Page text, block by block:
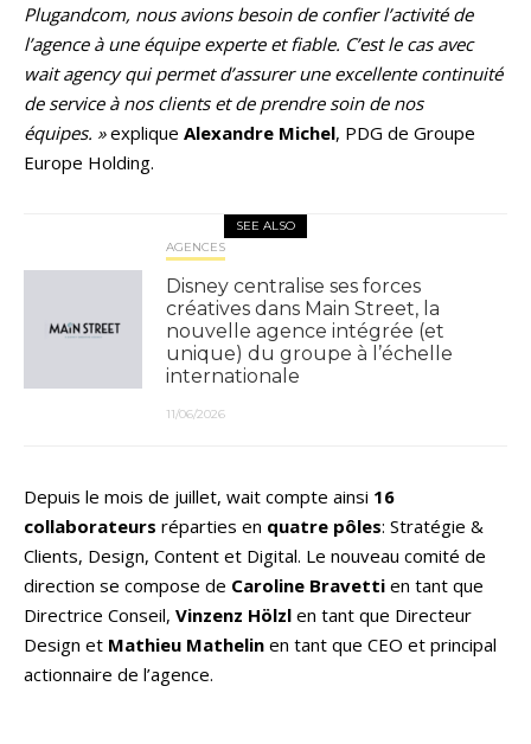
Plugandcom, nous avions besoin de confier l’activité de
l’agence à une équipe experte et fiable. C’est le cas avec
wait agency qui permet d’assurer une excellente continuité
de service à nos clients et de prendre soin de nos
équipes. »explique Alexandre Michel, PDG de Groupe
Europe Holding.
SEE ALSO
AGENCES
Disney centralise ses forces
créatives dans Main Street, la
nouvelle agence intégrée (et
unique) du groupe à l’échelle
internationale
11/06/2026
Depuis le mois de juillet, wait compte ainsi 16
collaborateurs réparties en quatre pôles: Stratégie &
Clients, Design, Content et Digital. Le nouveau comité de
direction se compose de Caroline Bravetti en tant que
Directrice Conseil, Vinzenz Hölzl en tant que Directeur
Design et Mathieu Mathelin en tant que CEO et principal
actionnaire de l’agence.